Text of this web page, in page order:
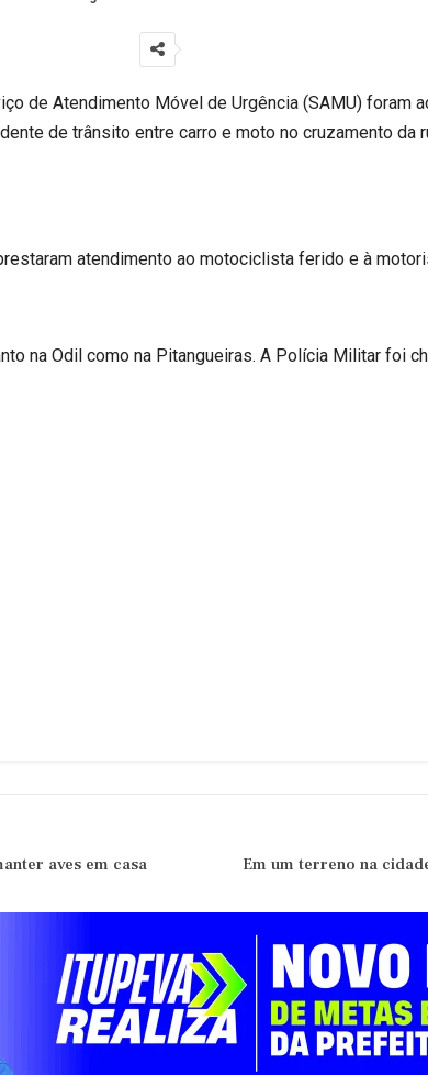
de Atendimento Móvel de Urgência (SAMU) foram
de trânsito entre carro e moto no cruzamento da
atendimento ao motociclista ferido e à
na Odil como na Pitangueiras. A Polícia Militar foi
aves em casa Em um terreno na